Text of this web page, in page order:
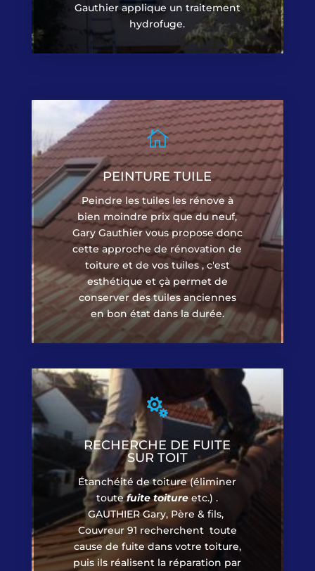
Gauthier applique un traitement
hydrofuge.

PEINTURE TUILE
Peindre les tuiles les rénove à
bien moindre prix que du neuf,
Gary Gauthier vous propose donc
cette approche de rénovation de
toiture et de vos tuiles , c'est
esthétique et çà permet de
conserver des tuiles anciennes
en bon état dans la durée.

RECHERCHE DE FUITE
SUR TOIT
Étanchéité de toiture (éliminer
toutefuite toiture etc.) .
GAUTHIER Gary, Père & fils,
Couvreur 91 recherchent toute
cause de fuite dans votre toiture,
puis ils réalisent la réparation par